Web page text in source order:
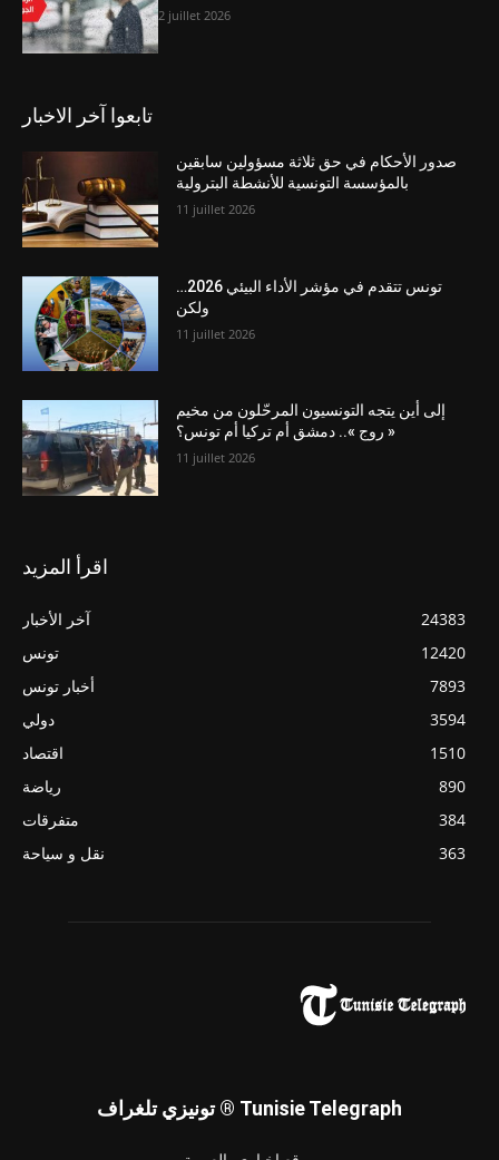
2 juillet 2026
تابعوا آخر الاخبار
صدور الأحكام في حق ثلاثة مسؤولين سابقين
بالمؤسسة التونسية للأنشطة البترولية
11 juillet 2026
تونس تتقدم في مؤشر الأداء البيئي 2026…
ولكن
11 juillet 2026
إلى أين يتجه التونسيون المرحّلون من مخيم
« روج ».. دمشق أم تركيا أم تونس؟
11 juillet 2026
اقرأ المزيد
آخر الأخبار
24383
تونس
12420
أخبار تونس
7893
دولي
3594
اقتصاد
1510
رياضة
890
متفرقات
384
نقل و سياحة
363
تونيزي تلغراف ® Tunisie Telegraph